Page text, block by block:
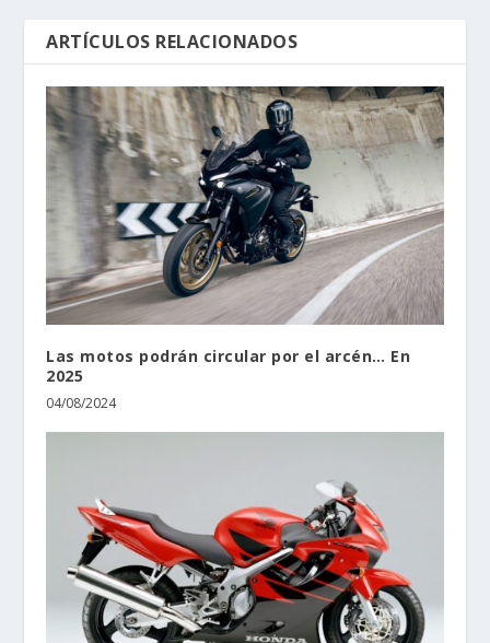
ARTÍCULOS RELACIONADOS
Las motos podrán circular por el arcén… En
2025
04/08/2024